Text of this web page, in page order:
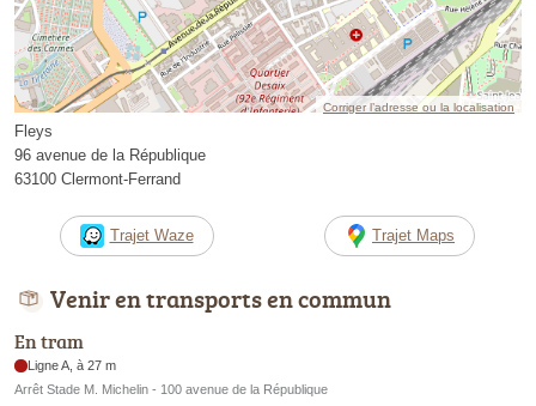
Corriger l’adresse ou la localisation
Fleys
96 avenue de la République
63100 Clermont-Ferrand
Trajet Waze Trajet Maps
Venir en transports en commun
En tram
Ligne A, à 27 m
Arrêt Stade M. Michelin - 100 avenue de la République